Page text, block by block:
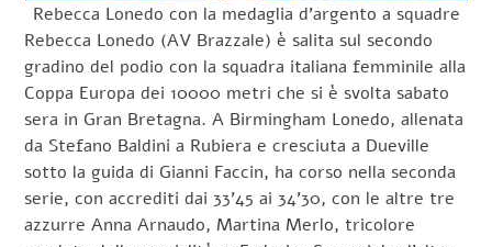
Rebecca Lonedo con la medaglia d’argento a squadre
Rebecca Lonedo (AV Brazzale) è salita sul secondo
gradino del podio con la squadra italiana femminile alla
Coppa Europa dei 10000 metri che si è svolta sabato
sera in Gran Bretagna. A Birmingham Lonedo, allenata
da Stefano Baldini a Rubiera e cresciuta a Dueville
sotto la guida di Gianni Faccin, ha corso nella seconda
serie, con accrediti dai 33’45 ai 34’30, con le altre tre
azzurre Anna Arnaudo, Martina Merlo, tricolore